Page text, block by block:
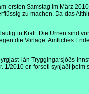
ersten Samstag im März
zu machen. Da das
in Kraft. Die Urnen sind
die Vorlage. Amtliches
lán Tryggingarsjóðs
1/2010 en forseti synjaði þeim